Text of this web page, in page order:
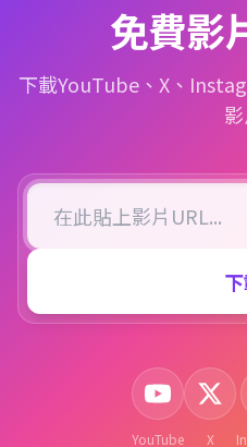
免費影
下載YouTube、X、
YouTube X